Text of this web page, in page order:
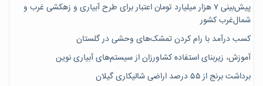
پیش‌بینی ۷‌ هزار میلیارد تومان اعتبار برای طرح آبیاری و زهکشی غرب و
شمال‌غرب کشور
کسب درآمد با رام کردن تمشک‌های وحشی در گلستان
آموزش، زیربنای استفاده کشاورزان از سیستم‌های آبیاری نوین
برداشت برنج از ۵۵ درصد اراضی شالیکاری گیلان